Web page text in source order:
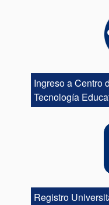
Ingreso a Centro
Tecnología
Registro